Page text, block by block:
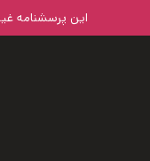
این پرسشنامه